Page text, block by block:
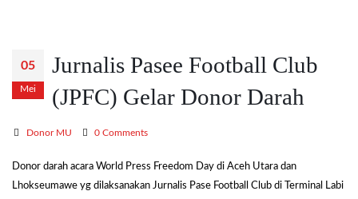
05
Mei
Jurnalis Pasee Football Club
(JPFC) Gelar Donor Darah
Donor MU 0 Comments
Donor darah acara World Press Freedom Day di Aceh Utara dan
Lhokseumawe yg dilaksanakan Jurnalis Pase Football Club di Terminal Labi